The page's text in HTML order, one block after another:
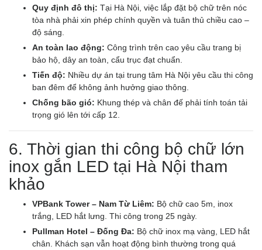
Quy định đô thị: Tại Hà Nội, việc lắp đặt bộ chữ trên nóc
tòa nhà phải xin phép chính quyền và tuân thủ chiều cao –
độ sáng.
An toàn lao động: Công trình trên cao yêu cầu trang bị
bảo hộ, dây an toàn, cẩu trục đạt chuẩn.
Tiến độ: Nhiều dự án tại trung tâm Hà Nội yêu cầu thi công
ban đêm để không ảnh hưởng giao thông.
Chống bão gió: Khung thép và chân đế phải tính toán tải
trọng gió lên tới cấp 12.
6. Thời gian thi công bộ chữ lớn
inox gắn LED tại Hà Nội tham
khảo
VPBank Tower – Nam Từ Liêm: Bộ chữ cao 5m, inox
trắng, LED hắt lưng. Thi công trong 25 ngày.
Pullman Hotel – Đống Đa: Bộ chữ inox mạ vàng, LED hắt
chân. Khách sạn vẫn hoạt động bình thường trong quá